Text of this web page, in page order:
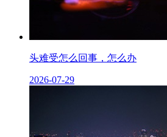
头难受怎么回事，怎么办
2026-07-29